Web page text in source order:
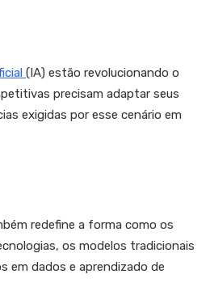
(IA) estão revolucionando o
precisam adaptar seus
exigidas por esse cenário em
redefine a forma como os
os modelos tradicionais
em dados e aprendizado de